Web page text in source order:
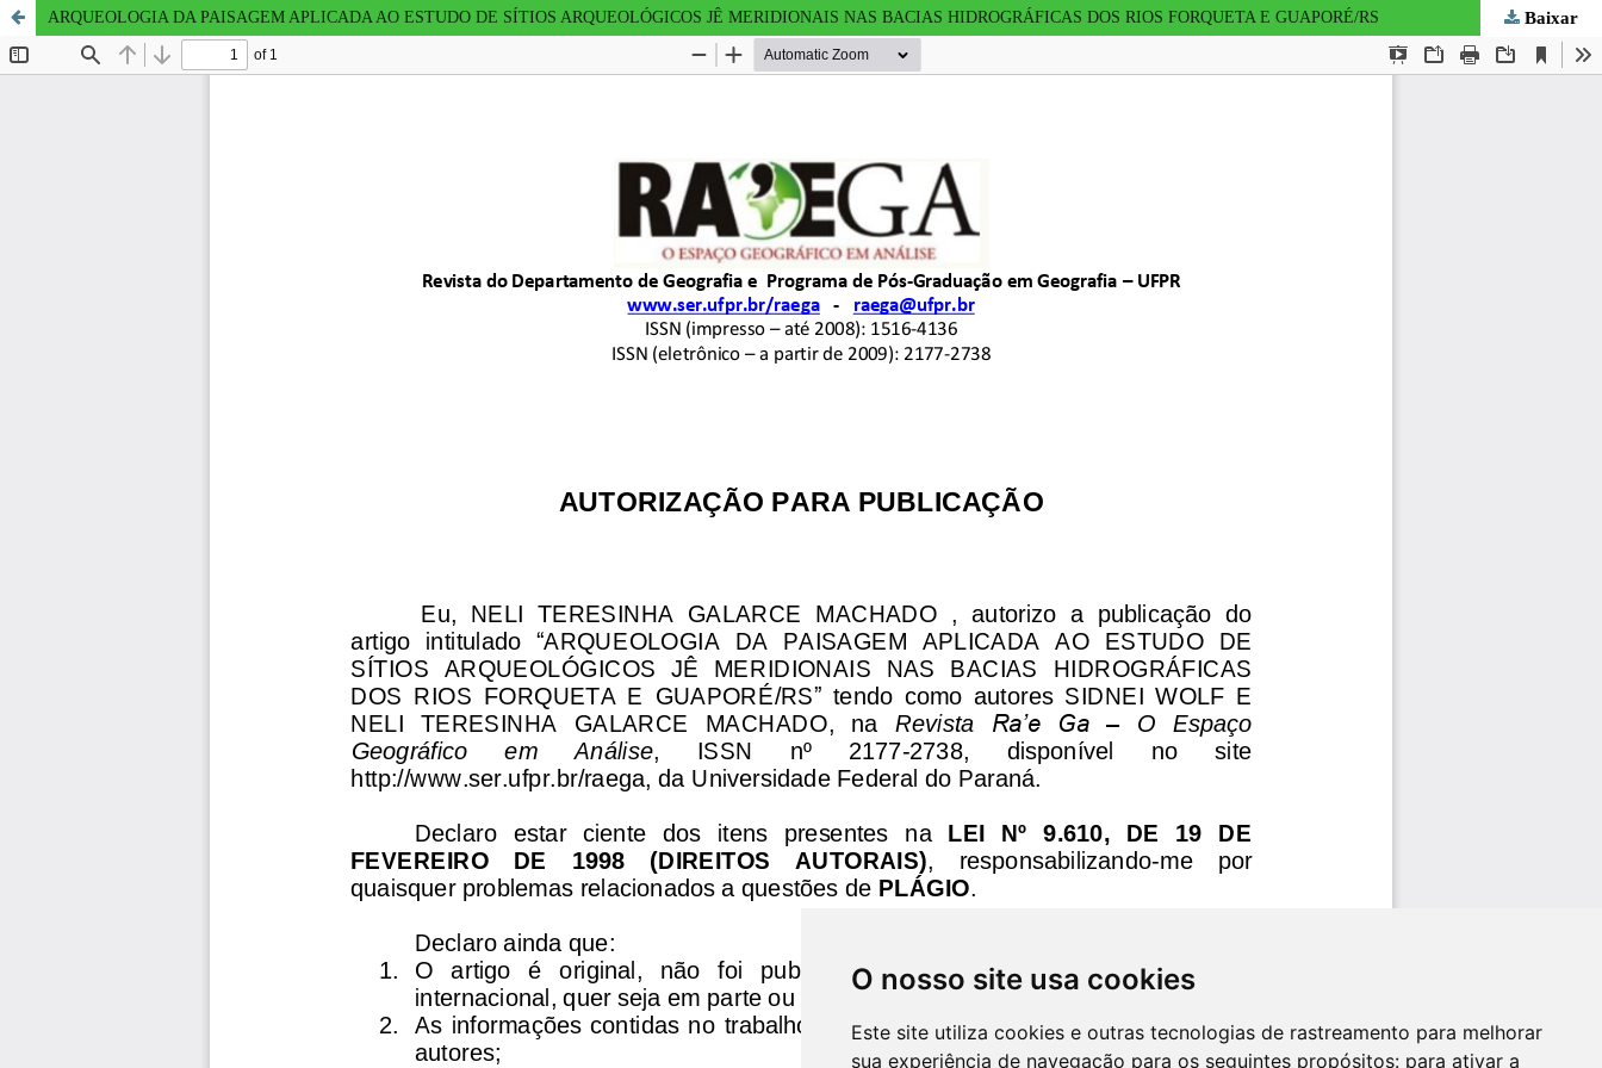
O nosso site usa cookies
Este site utiliza cookies e outras tecnologias de rastreamento para melhorar
sua experiência de navegação para os seguintes propósitos: para ativar a
ARQUEOLOGIA DA PAISAGEM APLICADA AO ESTUDO DE SÍTIOS ARQUEOLÓGICOS JÊ MERIDIONAIS NAS BACIAS HIDROGRÁFICAS DOS RIOS FORQUETA E GUAPORÉ/RS Baixar